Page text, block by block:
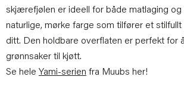
skjærefjølen er ideell for både matlaging og
naturlige, mørke farge som tilfører et
ditt. Den holdbare overflaten er perfekt for
grønnsaker til kjøtt.
Se hele Yami-serien fra Muubs her!